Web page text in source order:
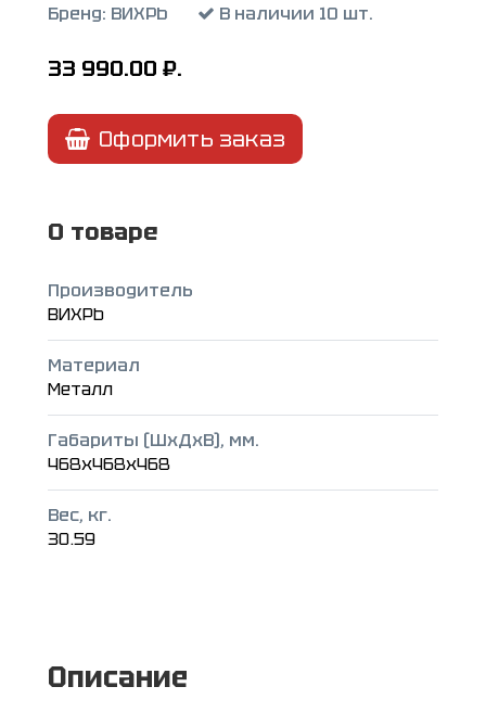
Бренд: ВИХРЬ В наличии 10 шт.
33 990.00 ₽.
Оформить заказ
О товаре
Производитель
ВИХРЬ
Материал
Металл
Габариты (ШxДxВ), мм.
468x468x468
Вес, кг.
30.59
Описание